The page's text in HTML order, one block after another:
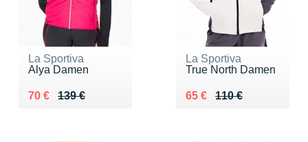
La Sportiva
Alya Damen
139 €
Au lieu de 139 €
70 €
Vendu 70 €
La Sportiva
True North Damen
110 €
Au lieu de 110 €
65 €
Vendu 65 €